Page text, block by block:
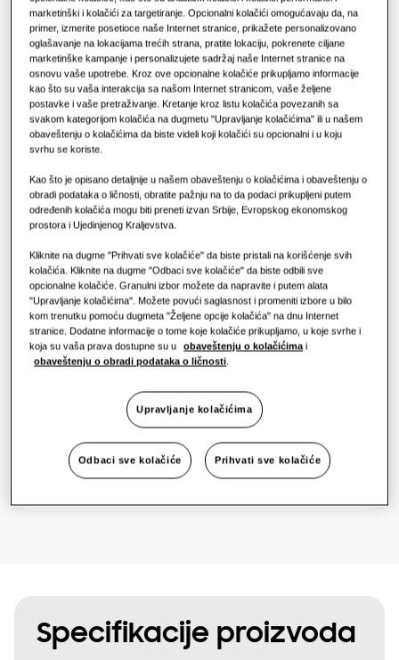
Rešenja za klimatizaciju
Komande
Prednosti toplotne pumpe
Šta je klima-uređaj i kako on
funkcioniše?
REŠENJA ZA POSLOVNI SEKTOR
Maloprodaja
Restoran
Kancelarija
Održivost
One Samsung
KAPACITET: 500.0CMH
AM050FNKDEH/EU
Dostupni kapacitet
500.0CMH 1000.0CMH
Dostupna snaga
Zatražite ponudu
Specifikacije proizvoda
marketinški i kolačići za targetiranje. Opcionalni kolačići omogućavaju da, na
primer, izmerite posetioce naše Internet stranice, prikažete personalizovano
oglašavanje na lokacijama trećih strana, pratite lokaciju, pokrenete ciljane
marketinške kampanje i personalizujete sadržaj naše Internet stranice na
osnovu vaše upotrebe. Kroz ove opcionalne kolačiće prikupljamo informacije
kao što su vaša interakcija sa našom Internet stranicom, vaše željene
postavke i vaše pretraživanje. Kretanje kroz listu kolačića povezanih sa
svakom kategorijom kolačića na dugmetu "Upravljanje kolačićima" ili u našem
obaveštenju o kolačićima da biste videli koji kolačići su opcionalni i u koju
svrhu se koriste.
Kao što je opisano detaljnije u našem obaveštenju o kolačićima i obaveštenju o
obradi podataka o ličnosti, obratite pažnju na to da podaci prikupljeni putem
određenih kolačića mogu biti preneti izvan Srbije, Evropskog ekonomskog
prostora i Ujedinjenog Kraljevstva.
Kliknite na dugme "Prihvati sve kolačiće" da biste pristali na korišćenje svih
kolačića. Kliknite na dugme "Odbaci sve kolačiće" da biste odbili sve
opcionalne kolačiće. Granulni izbor možete da napravite i putem alata
"Upravljanje kolačićima". Možete povući saglasnost i promeniti izbore u bilo
kom trenutku pomoću dugmeta "Željene opcije kolačića" na dnu Internet
stranice. Dodatne informacije o tome koje kolačiće prikupljamo, u koje svrhe i
koja su vaša prava dostupne su u
obaveštenju o kolačićima i
obaveštenju o obradi podataka o ličnosti
Upravljanje kolačićima
Odbaci sve kolačiće Prihvati sve kolačiće